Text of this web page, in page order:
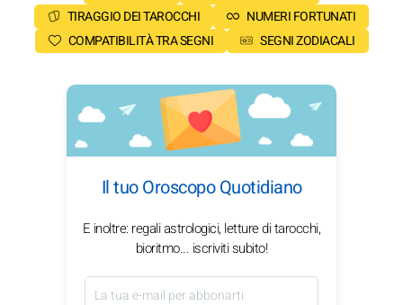
TIRAGGIO DEI TAROCCHI
NUMERI FORTUNATI
COMPATIBILITÀ TRA SEGNI
SEGNI ZODIACALI
Il tuo Oroscopo Quotidiano
E inoltre: regali astrologici, letture di tarocchi,
bioritmo... iscriviti subito!